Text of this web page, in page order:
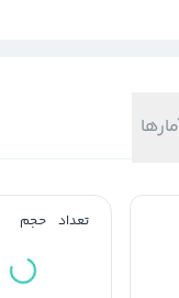
تعداد حجم